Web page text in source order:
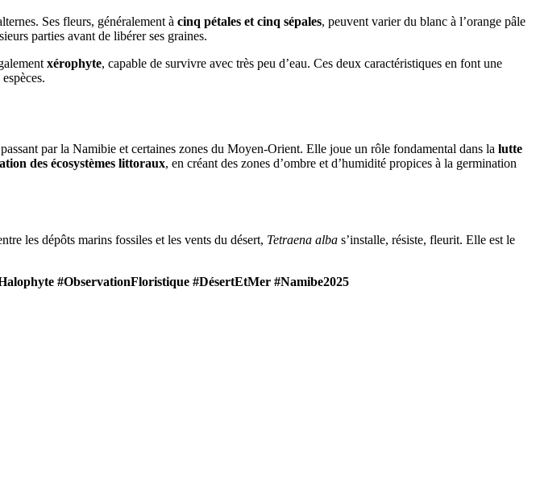
Ses fleurs, généralement à cinq pétales et cinq sépales, peuvent varier du blanc à l’orange pâle
parties avant de libérer ses graines.
xérophyte, capable de survivre avec très peu d’eau. Ces deux caractéristiques en font une
par la Namibie et certaines zones du Moyen-Orient. Elle joue un rôle fondamental dans la lutte
des écosystèmes littoraux, en créant des zones d’ombre et d’humidité propices à la germination
les dépôts marins fossiles et les vents du désert, Tetraena alba s’installe, résiste, fleurit. Elle est le
#ObservationFloristique #DésertEtMer #Namibe2025